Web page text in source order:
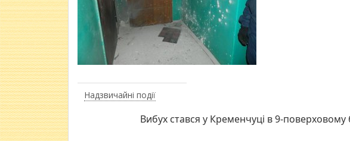
Надзвичайні події
Вибух стався у Кременчуці в 9-